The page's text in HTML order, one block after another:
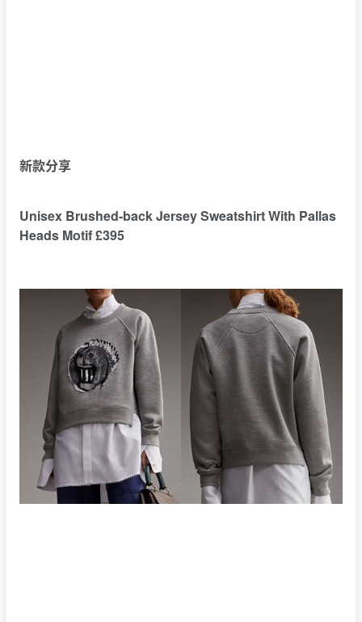
新款分享
Unisex Brushed-back Jersey Sweatshirt With Pallas
Heads Motif £395